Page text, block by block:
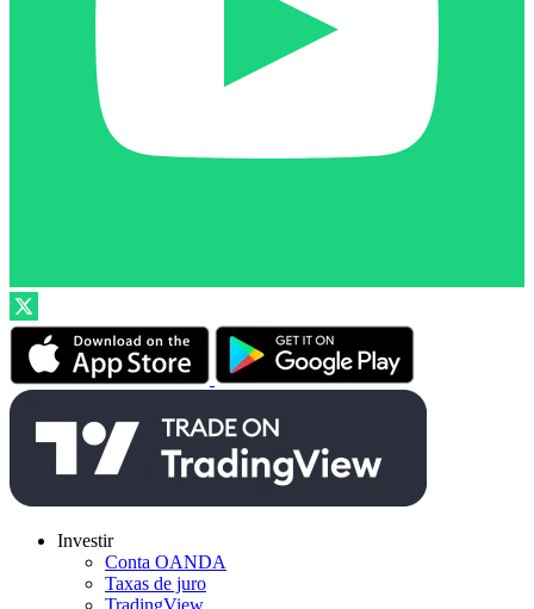
Investir
Conta OANDA
Taxas de juro
TradingView